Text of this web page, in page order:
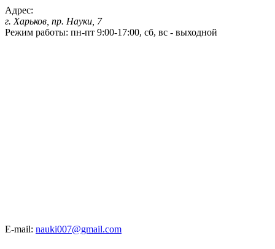
Адрес:
г. Харьков, пр. Науки, 7
Режим работы: пн-пт 9:00-17:00, сб, вс - выходной
E-mail: nauki007@gmail.com